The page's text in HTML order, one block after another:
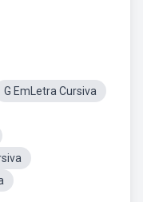
G EmLetra Cursiva